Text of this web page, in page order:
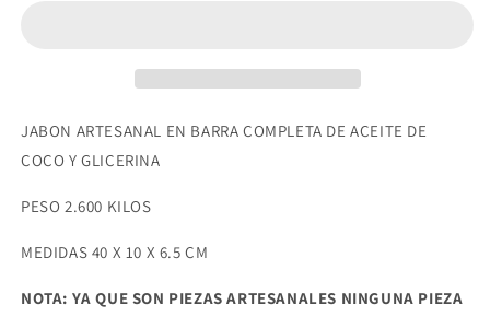
JABON ARTESANAL EN BARRA COMPLETA DE ACEITE DE
COCO Y GLICERINA
PESO 2.600 KILOS
MEDIDAS 40 X 10 X 6.5 CM
NOTA: YA QUE SON PIEZAS ARTESANALES NINGUNA PIEZA